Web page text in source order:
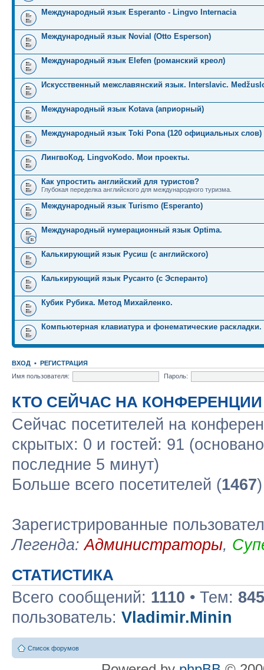
Международный язык Esperanto - Lingvo Internacia
Международный язык Novial (Otto Esperson)
Международный язык Elefen (романский креол)
Искусственный межславянский язык. Interslavic.
Международный язык Kotava (априорный)
Международный язык Toki Pona (120 официальных слов)
ЛингвоКод. LingvoKodo. Мои проекты.
Как упростить английский для туристов?
Глубокая переделка английского для международного туризма.
Международный язык Turismo (Esperanto)
Международный нумерационный язык Optima.
Калькирующий язык Русиш (с английского)
Калькирующий язык Русанто (с Эсперанто)
Кубик Рубика. Метод Михайленко.
Компьютерная клавиатура и фонематические раскладки.
ВХОД • РЕГИСТРАЦИЯ
Имя пользователя:
Пароль:
КТО СЕЙЧАС НА КОНФЕРЕНЦИИ
Сейчас посетителей на
скрытых: 0 и гостей: 91
последние 5 минут)
Больше всего посетителей (1467
Зарегистрированные
Легенда:Администраторы,
СТАТИСТИКА
Всего сообщений: 1110 • Тем: 845
пользователь: Vladimir.Minin
Список форумов